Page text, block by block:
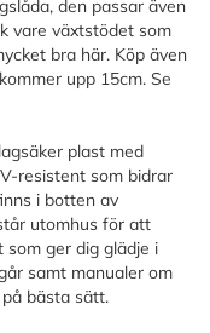
den passar även
vare växtstödet som
bra här. Köp även
upp 15cm. Se
plast med
resistent som bidrar
i botten av
utomhus för att
som ger dig glädje i
samt manualer om
bästa sätt.